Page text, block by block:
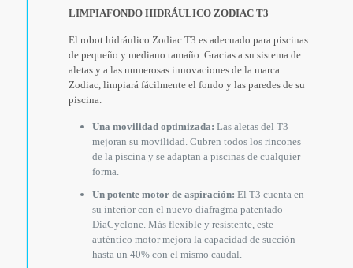
LIMPIAFONDO HIDRÁULICO ZODIAC T3
El robot hidráulico Zodiac T3 es adecuado para piscinas
de pequeño y mediano tamaño. Gracias a su sistema de
aletas y a las numerosas innovaciones de la marca
Zodiac, limpiará fácilmente el fondo y las paredes de su
piscina.
Una movilidad optimizada: Las aletas del T3
mejoran su movilidad. Cubren todos los rincones
de la piscina y se adaptan a piscinas de cualquier
forma.
Un potente motor de aspiración: El T3 cuenta en
su interior con el nuevo diafragma patentado
DiaCyclone. Más flexible y resistente, este
auténtico motor mejora la capacidad de succión
hasta un 40% con el mismo caudal.